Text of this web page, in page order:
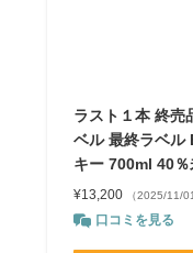
ラスト１本 終売
ベル 最終ラベル
キー 700ml 40％
¥13,200 （2025/11/
口コミを見る